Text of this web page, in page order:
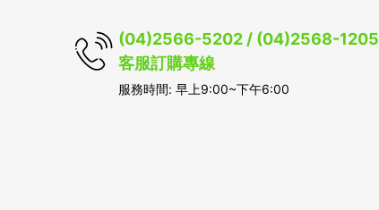
(04)2566-5202 / (04)2568-1205
客服訂購專線
服務時間: 早上9:00~下午6:00